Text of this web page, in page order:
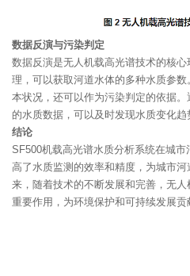
数据反演与污染判定
数据反演是无人机载高光谱技术的核
理，可以获取河道水体的多种水质参
本状况，还可以作为污染判定的依据
的水质数据，可以及时发现水质变化趋
结论
SF500机载高光谱水质分析系统在城
高了水质监测的效率和精度，为城市
来，随着技术的不断发展和完善，无
重要作用，为环境保护和可持续发展贡